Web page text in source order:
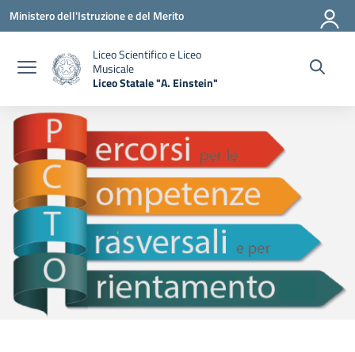
Vai ai contenuti
Vai al menu di navigazione
Vai al footer
Ministero dell'Istruzione e del Merito
Liceo Scientifico e Liceo
Musicale
Liceo Statale "A. Einstein"